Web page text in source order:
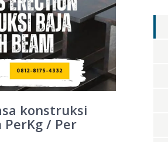
konstruksi
PerKg / Per